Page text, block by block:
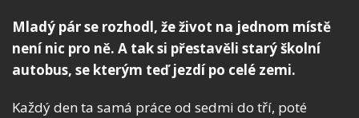
Mladý pár se rozhodl, že život na jednom místě
není nic pro ně. A tak si přestavěli starý školní
autobus, se kterým teď jezdí po celé zemi.
Každý den ta samá práce od sedmi do tří, poté